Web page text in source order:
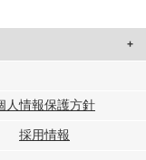
せたコンテンツや広告の
供しています。
に提供した他の情報や、
人情報保護方針
採用情報